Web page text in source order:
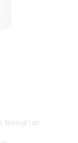
Normal i str.